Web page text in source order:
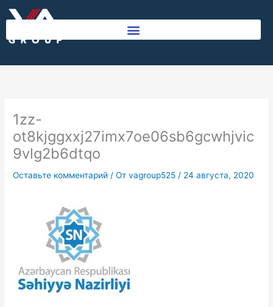
1zz-
ot8kjggxxj27imx7oe06sb6gcwhjvic
9vlg2b6dtqo
Оставьте комментарий / Отvagroup525 / 24 августа, 2020